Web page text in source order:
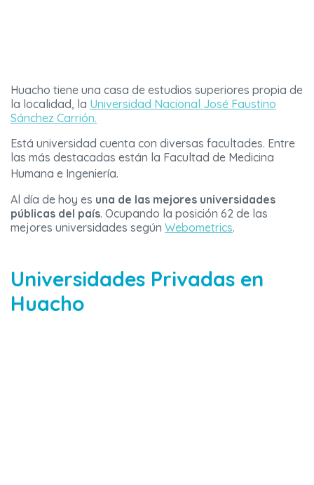
Huacho tiene una casa de estudios superiores propia de
la localidad, la Universidad Nacional José Faustino
Sánchez Carrión.
Está universidad cuenta con diversas facultades. Entre
las más destacadas están la Facultad de Medicina
Humana e Ingeniería.
Al día de hoy es una de las mejores universidades
públicas del país. Ocupando la posición 62 de las
mejores universidades según Webometrics.
Universidades Privadas en
Huacho